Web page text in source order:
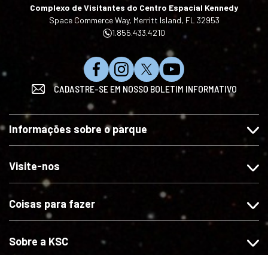
Complexo de Visitantes do Centro Espacial Kennedy
Space Commerce Way, Merritt Island, FL 32953
1.855.433.4210
C
u
t
a
-
o
S
a
-
n
I
S
i
a
-
n
X
I
n
c
e
e
CADASTRE-SE EM NOSSO BOLETIM INFORMATIVO
Informações sobre o parque
Visite-nos
Coisas para fazer
Sobre a KSC